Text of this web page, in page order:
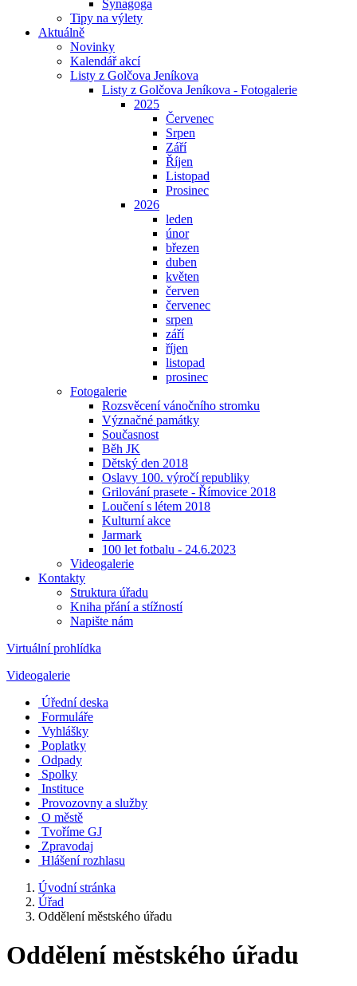
Synagoga
Tipy na výlety
Aktuálně
Novinky
Kalendář akcí
Listy z Golčova Jeníkova
Listy z Golčova Jeníkova - Fotogalerie
2025
Červenec
Srpen
Září
Říjen
Listopad
Prosinec
2026
leden
únor
březen
duben
květen
červen
červenec
srpen
září
říjen
listopad
prosinec
Fotogalerie
Rozsvěcení vánočního stromku
Význačné památky
Současnost
Běh JK
Dětský den 2018
Oslavy 100. výročí republiky
Grilování prasete - Římovice 2018
Loučení s létem 2018
Kulturní akce
Jarmark
100 let fotbalu - 24.6.2023
Videogalerie
Kontakty
Struktura úřadu
Kniha přání a stížností
Napište nám
Virtuální prohlídka
Videogalerie
Úřední deska
Formuláře
Vyhlášky
Poplatky
Odpady
Spolky
Instituce
Provozovny a služby
O městě
Tvoříme GJ
Zpravodaj
Hlášení rozhlasu
Úvodní stránka
Úřad
Oddělení městského úřadu
Oddělení městského úřadu